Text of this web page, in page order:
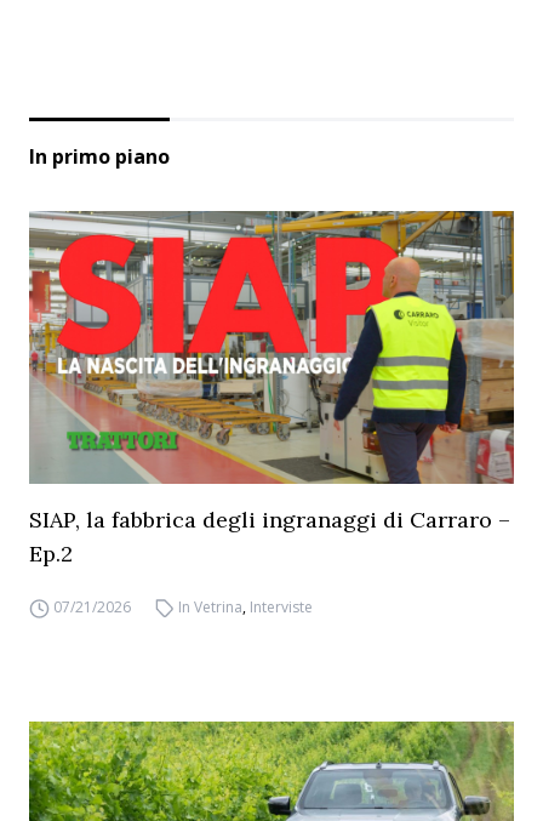
In primo piano
SIAP, la fabbrica degli ingranaggi di Carraro –
Ep.2
07/21/2026 In Vetrina, Interviste